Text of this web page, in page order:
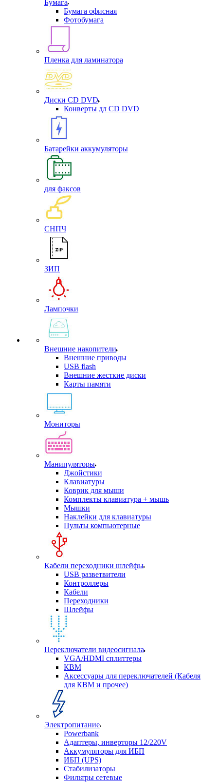
Бумага
Бумага офисная
Фотобумага
Пленка для ламинатора
Диски CD DVD
Конверты дл CD DVD
Батарейки аккумуляторы
для факсов
СНПЧ
ЗИП
Лампочки
Внешние накопители
Внешние приводы
USB flash
Внешние жесткие диски
Карты памяти
Мониторы
Манипуляторы
Джойстики
Клавиатуры
Коврик для мыши
Комплекты клавиатура + мышь
Мышки
Наклейки для клавиатуры
Пульты компьютерные
Кабели переходники шлейфы
USB разветвители
Контроллеры
Кабели
Переходники
Шлейфы
Переключатели видеосигнала
VGA/HDMI сплиттеры
КВМ
Аксессуары для переключателей (Кабеля
для КВМ и прочее)
Электропитание
Powerbank
Адаптеры, инверторы 12/220V
Аккумуляторы для ИБП
ИБП (UPS)
Стабилизаторы
Фильтры сетевые